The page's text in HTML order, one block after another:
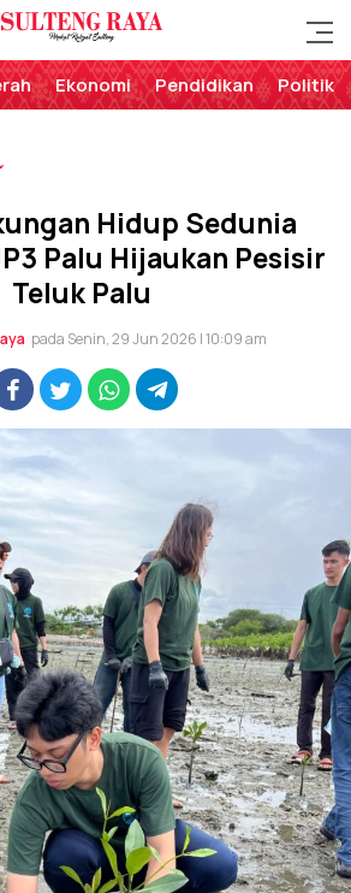
Sulteng Raya
Rakyat Sulteng
Ekonomi Pendidikan Politik
Hidup Sedunia
Palu Hijaukan Pesisir
Teluk Palu
pada Senin, 29 Jun 2026 | 10:09 am